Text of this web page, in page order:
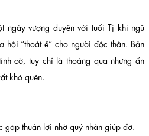
ngày vượng duyên với tuổi Tị khi ngũ
hội “thoát ế” cho người độc thân. Bản
cờ, tuy chỉ là thoáng qua nhưng ấn
khó quên.
gặp thuận lợi nhờ quý nhân giúp đỡ.